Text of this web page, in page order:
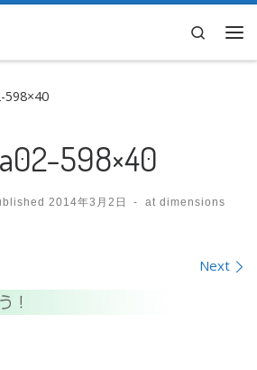
Search
598×40
598×40
2014年3月2日 -
at dimensions
Next